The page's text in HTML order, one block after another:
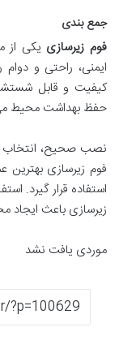
جمع بندی
فوم زیرسازی یکی از
ایمنی، راحتی و
کیفیت و قابل
حفظ بهداشت محیط
نصب صحیح، انتخاب
فوم زیرسازی
استفاده قرار گیرد.
زیرسازی باعث ایجاد
موردی یافت نشد